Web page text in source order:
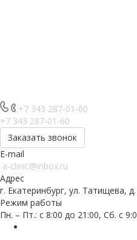
+7 343 287-01-60
+7 343 287-01-60
Заказать звонок
E-mail
a-clinic@inbox.ru
Адрес
г. Екатеринбург, ул. Татищева,
Режим работы
Пн. – Пт.: с 8:00 до 21:00, Сб. с